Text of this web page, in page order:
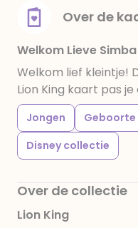
Over de
Welkom Lieve Simba
Welkom lief kleintje!
Lion King kaart pas
Jongen Geboorte
Disney collectie
Over de collectie
Lion King